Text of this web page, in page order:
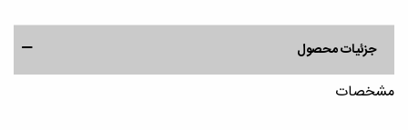
جزئیات محصول
مشخصات